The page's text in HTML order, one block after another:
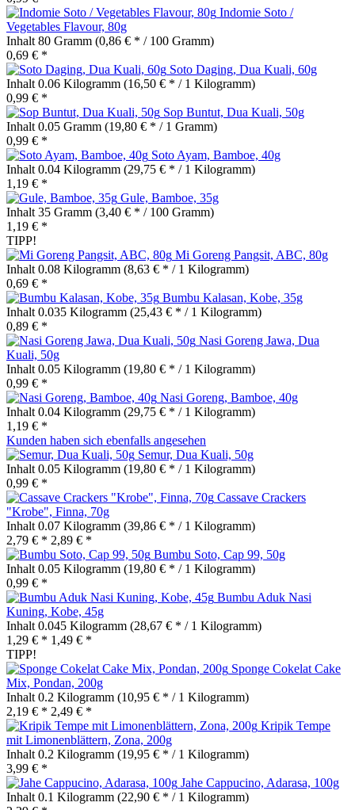
Indomie Soto /
Vegetables Flavour, 80g
Inhalt 80 Gramm (0,86 € * / 100 Gramm)
0,69 € *
Soto Daging, Dua Kuali, 60g
Inhalt 0.06 Kilogramm (16,50 € * / 1 Kilogramm)
0,99 € *
Sop Buntut, Dua Kuali, 50g
Inhalt 0.05 Gramm (19,80 € * / 1 Gramm)
0,99 € *
Soto Ayam, Bamboe, 40g
Inhalt 0.04 Kilogramm (29,75 € * / 1 Kilogramm)
1,19 € *
Gule, Bamboe, 35g
Inhalt 35 Gramm (3,40 € * / 100 Gramm)
1,19 € *
TIPP!
Mi Goreng Pangsit, ABC, 80g
Inhalt 0.08 Kilogramm (8,63 € * / 1 Kilogramm)
0,69 € *
Bumbu Kalasan, Kobe, 35g
Inhalt 0.035 Kilogramm (25,43 € * / 1 Kilogramm)
0,89 € *
Nasi Goreng Jawa, Dua
Kuali, 50g
Inhalt 0.05 Kilogramm (19,80 € * / 1 Kilogramm)
0,99 € *
Nasi Goreng, Bamboe, 40g
Inhalt 0.04 Kilogramm (29,75 € * / 1 Kilogramm)
1,19 € *
Kunden haben sich ebenfalls angesehen
Semur, Dua Kuali, 50g
Inhalt 0.05 Kilogramm (19,80 € * / 1 Kilogramm)
0,99 € *
Cassave Crackers
"Krobe", Finna, 70g
Inhalt 0.07 Kilogramm (39,86 € * / 1 Kilogramm)
2,79 € * 2,89 € *
Bumbu Soto, Cap 99, 50g
Inhalt 0.05 Kilogramm (19,80 € * / 1 Kilogramm)
0,99 € *
Bumbu Aduk Nasi
Kuning, Kobe, 45g
Inhalt 0.045 Kilogramm (28,67 € * / 1 Kilogramm)
1,29 € * 1,49 € *
TIPP!
Sponge Cokelat Cake
Mix, Pondan, 200g
Inhalt 0.2 Kilogramm (10,95 € * / 1 Kilogramm)
2,19 € * 2,49 € *
Kripik Tempe
mit Limonenblättern, Zona, 200g
Inhalt 0.2 Kilogramm (19,95 € * / 1 Kilogramm)
3,99 € *
Jahe Cappucino, Adarasa, 100g
Inhalt 0.1 Kilogramm (22,90 € * / 1 Kilogramm)